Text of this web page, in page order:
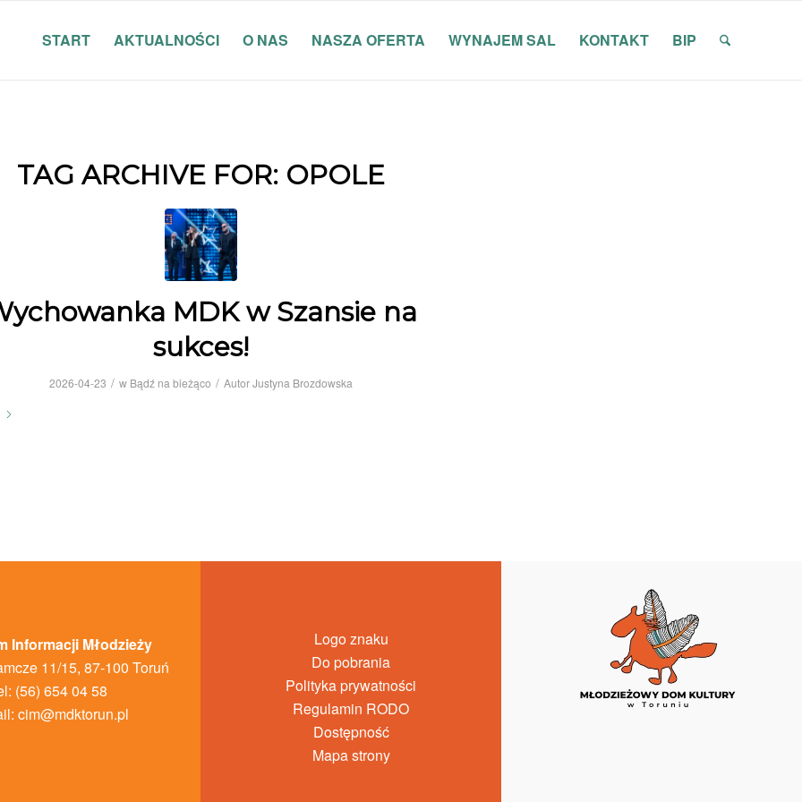
START AKTUALNOŚCI O NAS NASZA OFERTA WYNAJEM SAL KONTAKT BIP
TAG ARCHIVE FOR: OPOLE
MDK w Szansie na
sukces!
2026-04-23 / w Bądź na bieżąco / AutorJustyna Brozdowska
Informacji Młodzieży
11/15, 87-100 Toruń
(56) 654 04 58
cim@mdktorun.pl
Logo znaku
Do pobrania
Polityka prywatności
Regulamin RODO
Dostępność
Mapa strony